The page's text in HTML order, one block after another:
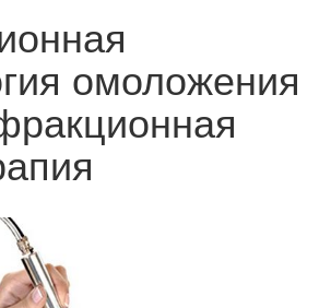
омоложения